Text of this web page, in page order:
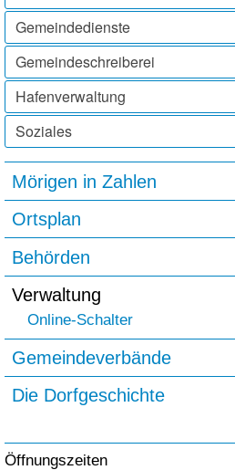
Gemeindedienste
Gemeindeschreiberei
Hafenverwaltung
Soziales
Unternavigation
Mörigen in Zahlen
Ortsplan
Behörden
Verwaltung
Online-Schalter
Gemeindeverbände
Die Dorfgeschichte
Öffnungszeiten